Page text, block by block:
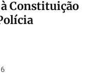
Constituição